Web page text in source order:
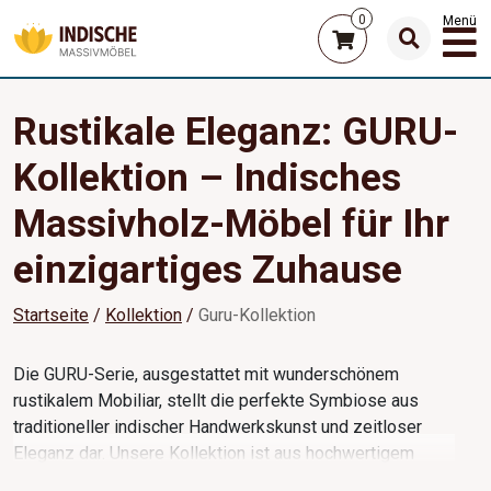
0 Menü
Rustikale Eleganz: GURU-
Kollektion – Indisches
Massivholz-Möbel für Ihr
einzigartiges Zuhause
Startseite Kollektion Guru-Kollektion
Die GURU-Serie, ausgestattet mit wunderschönem
rustikalem Mobiliar, stellt die perfekte Symbiose aus
traditioneller indischer Handwerkskunst und zeitloser
Eleganz dar. Unsere Kollektion ist aus hochwertigem